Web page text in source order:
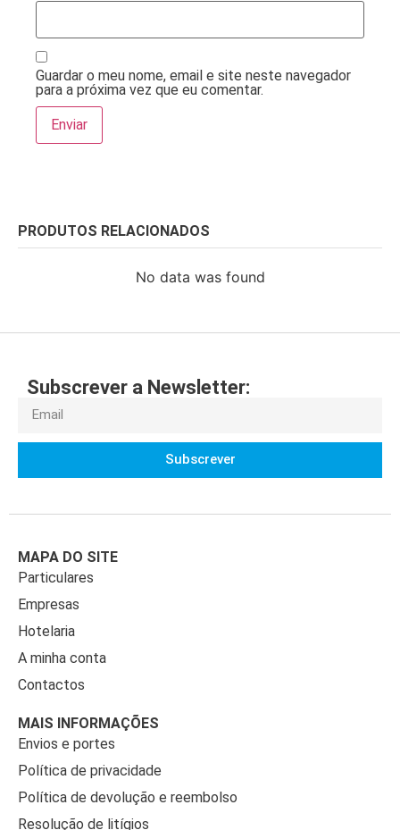
Guardar o meu nome, email e site neste navegador
para a próxima vez que eu comentar.
PRODUTOS RELACIONADOS
No data was found
Subscrever a Newsletter:
Subscrever
MAPA DO SITE
Particulares
Empresas
Hotelaria
A minha conta
Contactos
MAIS INFORMAÇÕES
Envios e portes
Política de privacidade
Política de devolução e reembolso
Resolução de litígios